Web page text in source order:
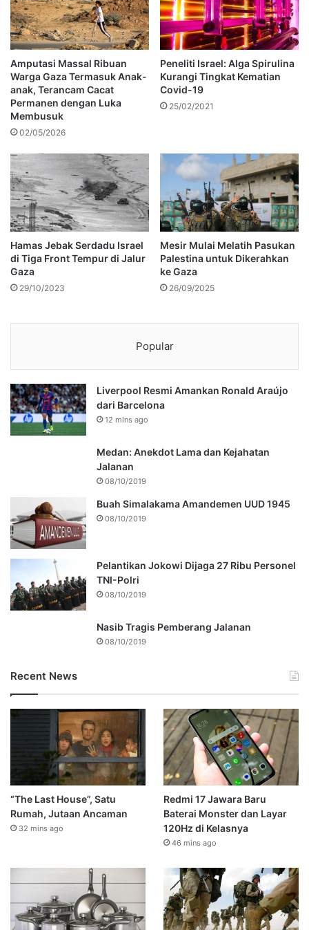
Amputasi Massal Ribuan
Warga Gaza Termasuk Anak-
anak, Terancam Cacat
Permanen dengan Luka
Membusuk
02/05/2026
Peneliti Israel: Alga Spirulina
Kurangi Tingkat Kematian
Covid-19
25/02/2021
Hamas Jebak Serdadu Israel
di Tiga Front Tempur di Jalur
Gaza
29/10/2023
Mesir Mulai Melatih Pasukan
Palestina untuk Dikerahkan
ke Gaza
26/09/2025
Popular
Liverpool Resmi Amankan Ronald Araújo
dari Barcelona
12 mins ago
Medan: Anekdot Lama dan Kejahatan
Jalanan
08/10/2019
Buah Simalakama Amandemen UUD 1945
08/10/2019
Pelantikan Jokowi Dijaga 27 Ribu Personel
TNI-Polri
08/10/2019
Nasib Tragis Pemberang Jalanan
08/10/2019
Recent News
“The Last House”, Satu
Rumah, Jutaan Ancaman
32 mins ago
Redmi 17 Jawara Baru
Baterai Monster dan Layar
120Hz di Kelasnya
46 mins ago